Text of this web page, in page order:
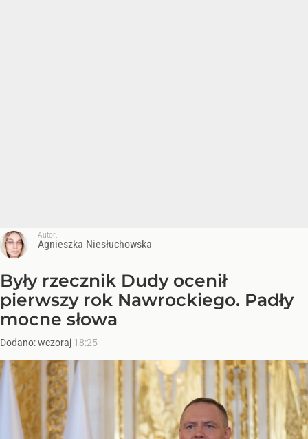
Autor:
Agnieszka Niesłuchowska
Były rzecznik Dudy ocenił
pierwszy rok Nawrockiego. Padły
mocne słowa
Dodano:wczoraj 18:25